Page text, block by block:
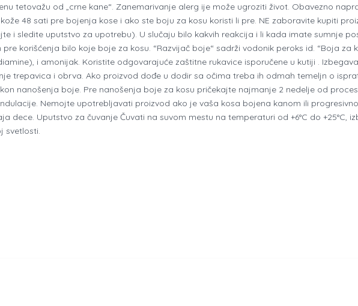
tetovažu od „crne kane“. Zanemarivanje alerg ije može ugroziti život. Obavezno
48 sati pre bojenja kose i ako ste boju za kosu koristi li pre. NE zaboravite kupiti
i sledite uputstvo za upotrebu). U slučaju bilo kakvih reakcija i li kada imate sumnje
pre korišćenja bilo koje boje za kosu. “Razvijač boje“ sadrži vodonik peroks id. “Boja za
i amonijak. Koristite odgovarajuće zaštitne rukavice isporučene u kutiji .
trepavica i obrva. Ako proizvod dođe u dodir sa očima treba ih odmah temeljn o
nanošenja boje. Pre nanošenja boje za kosu pričekajte najmanje 2 nedelje od
Nemojte upotrebljavati proizvod ako je vaša kosa bojena kanom ili
dece. Uputstvo za čuvanje Čuvati na suvom mestu na temperaturi od +6°C do +25°C,
svetlosti.